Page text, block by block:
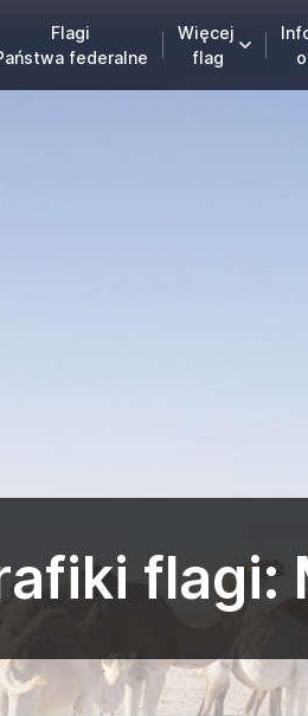
Flagi
federalne
Więcej
flag
flagi: